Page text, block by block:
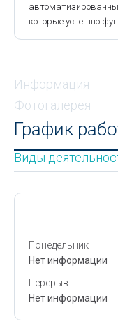
которые успешно
Информация
Фотогалерея
График
Виды
Понедельник
Нет информации
Перерыв
Нет информации